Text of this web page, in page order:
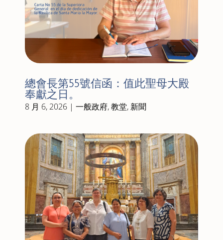
總會長第55號信函：值此聖母大殿
奉獻之日。
8 月 6, 2026| 一般政府,教堂, 新聞